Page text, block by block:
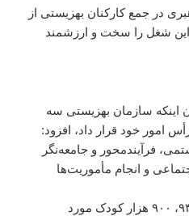
در جمع کارکنان بهزیستی از
این شغل را سخت و ارزشمند
اینکه سازمان بهزیستی سه
امور خود قرار داد، افزود:
فرآیندمحور و جامعه‌نگر
و انجام مأموریت‌ها
وی با اشاره به اینکه در سال ۹۳، ۹۰۰ هزار کودک مورد